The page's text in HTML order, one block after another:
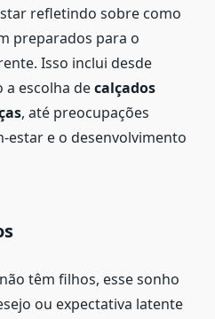
refletindo sobre como
preparados para o
Isso inclui desde
a escolha decalçados
, até preocupações
estar e o desenvolvimento
têm filhos, esse sonho
ou expectativa latente